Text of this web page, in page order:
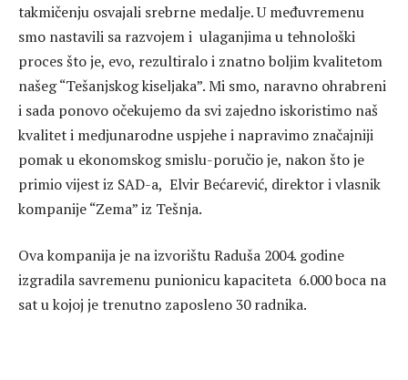
takmičenju osvajali srebrne medalje. U međuvremenu
smo nastavili sa razvojem i ulaganjima u tehnološki
proces što je, evo, rezultiralo i znatno boljim kvalitetom
našeg “Tešanjskog kiseljaka”. Mi smo, naravno ohrabreni
i sada ponovo očekujemo da svi zajedno iskoristimo naš
kvalitet i medjunarodne uspjehe i napravimo značajniji
pomak u ekonomskog smislu-poručio je, nakon što je
primio vijest iz SAD-a, Elvir Bećarević, direktor i vlasnik
kompanije “Zema” iz Tešnja.
Ova kompanija je na izvorištu Raduša 2004. godine
izgradila savremenu punionicu kapaciteta 6.000 boca na
sat u kojoj je trenutno zaposleno 30 radnika.